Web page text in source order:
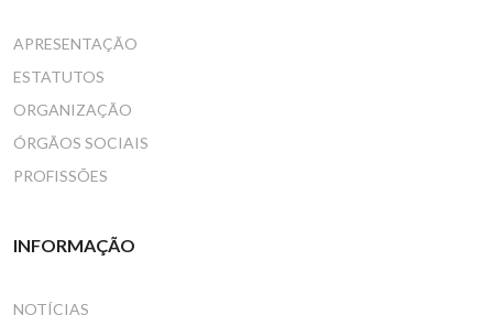
APRESENTAÇÃO
ESTATUTOS
ORGANIZAÇÃO
ÓRGÃOS SOCIAIS
PROFISSÕES
INFORMAÇÃO
NOTÍCIAS